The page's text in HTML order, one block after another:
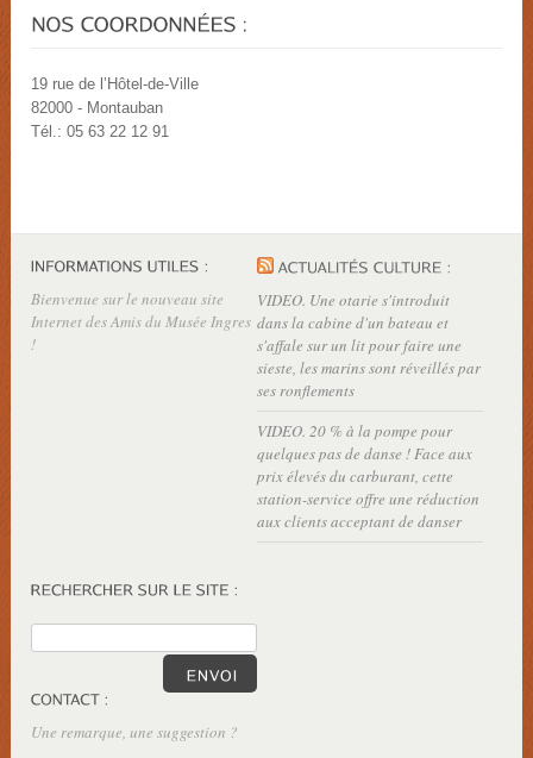
19 rue de l’Hôtel-de-Ville
82000 - Montauban
Tél.: 05 63 22 12 91
Bienvenue sur le nouveau site
Internet des Amis du Musée Ingres
!
VIDEO. Une otarie s'introduit
dans la cabine d'un bateau et
s'affale sur un lit pour faire une
sieste, les marins sont réveillés par
ses ronflements
VIDEO. 20 % à la pompe pour
quelques pas de danse ! Face aux
prix élevés du carburant, cette
station-service offre une réduction
aux clients acceptant de danser
Une remarque, une suggestion ?